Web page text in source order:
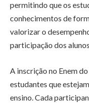
permitindo que os
conhecimentos de
valorizar o
participação dos
A inscrição no Enem
estudantes que
ensino. Cada